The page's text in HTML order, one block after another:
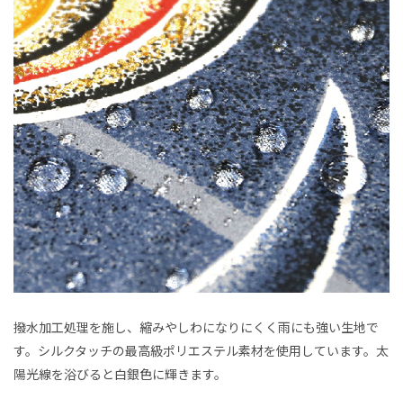
撥水加工処理を施し、縮みやしわになりにくく雨にも強い生地で
す。シルクタッチの最高級ポリエステル素材を使用しています。太
陽光線を浴びると白銀色に輝きます。